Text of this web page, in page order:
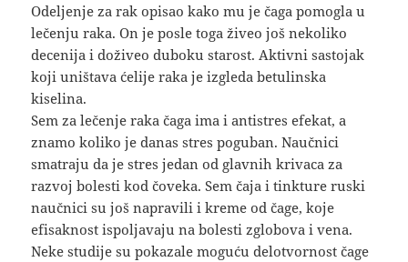
Odeljenje za rak opisao kako mu je čaga pomogla u
lečenju raka. On je posle toga živeo još nekoliko
decenija i doživeo duboku starost. Aktivni sastojak
koji uništava ćelije raka je izgleda betulinska
kiselina.
Sem za lečenje raka čaga ima i antistres efekat, a
znamo koliko je danas stres poguban. Naučnici
smatraju da je stres jedan od glavnih krivaca za
razvoj bolesti kod čoveka. Sem čaja i tinkture ruski
naučnici su još napravili i kreme od čage, koje
efisaknost ispoljavaju na bolesti zglobova i vena.
Neke studije su pokazale moguću delotvornost čage